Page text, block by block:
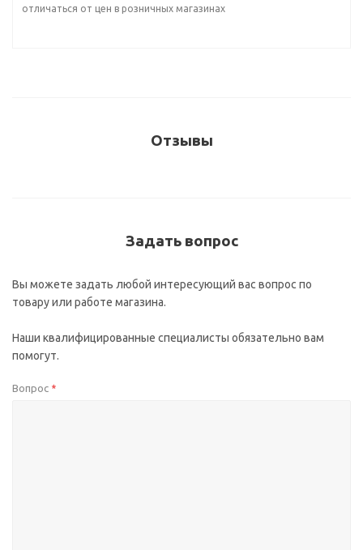
отличаться от цен в розничных магазинах
Отзывы
Задать вопрос
Вы можете задать любой интересующий вас вопрос по
товару или работе магазина.
Наши квалифицированные специалисты обязательно вам
помогут.
Вопрос *